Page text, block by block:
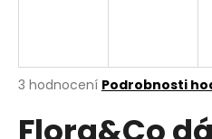
Průměrné
produktu
3 hodnocení Podrobnosti
í
t
?